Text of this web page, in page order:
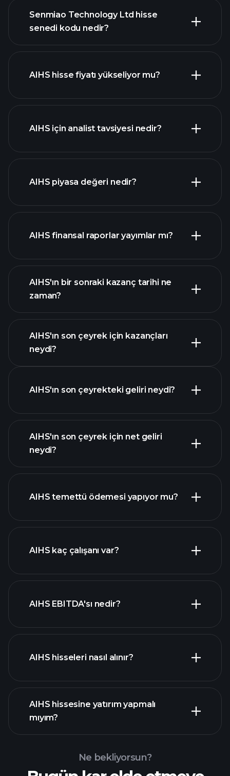
gelişmiş grafik
Senmiao Technology Ltd hisse
senedi kodu nedir?
AIHS hisse fiyatı yükseliyor mu?
grafik
AIHS için analist tavsiyesi nedir?
AIHS piyasa değeri nedir?
piyasa değeri
AIHS finansal raporlar yayımlar mı?
AIHS finansal verilerini
AIHS'ın bir sonraki kazanç tarihi ne
zaman?
AIHS'ın son çeyrek için kazançları
neydi?
AIHS
kazançları
AIHS'ın son çeyrekteki geliri neydi?
mali raporlar
AIHS'ın son çeyrek için net geliri
neydi?
AIHS temettü ödemesi yapıyor mu?
hisseler
AIHS kaç çalışanı var?
işverenler
AIHS EBITDA'sı nedir?
mali raporlar
AIHS hisseleri nasıl alınır?
AIHS hissesine yatırım yapmalı
mıyım?
Ne bekliyorsun?